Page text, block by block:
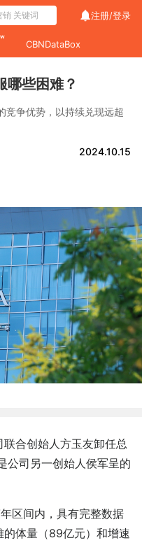
注册/登录
CBNDataBox
哪些困难？
竞争优势，以持续兑现远超
2024.10.15
合创始人方玉友卸任总
公司另一创始人侯军呈的
区间内，具有完整数据
体量（89亿元）和增速